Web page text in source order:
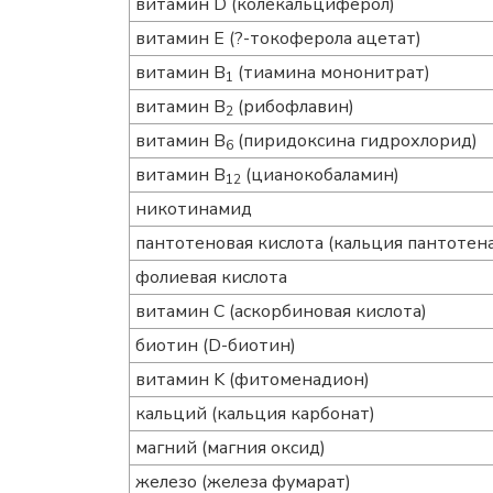
витамин E (?-токоферола ацетат)
витамин B1 (тиамина мононитрат)
витамин B2 (рибофлавин)
витамин B6(пиридоксина гидрохлорид)
витамин B12 (цианокобаламин)
никотинамид
пантотеновая кислота (кальция
фолиевая кислота
витамин C (аскорбиновая кислота)
биотин (D-биотин)
витамин K (фитоменадион)
кальций (кальция карбонат)
магний (магния оксид)
железо (железа фумарат)